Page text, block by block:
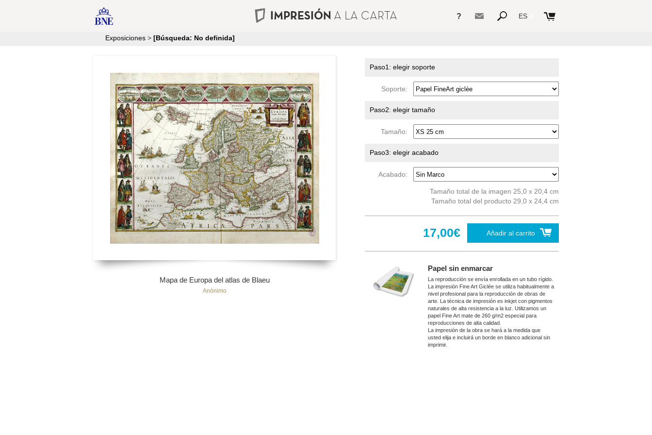
? ES
IMPRESIÓN A LA CARTA
Exposiciones > [Búsqueda: No definida]
Mapa de Europa del atlas de Blaeu
Anónimo
Paso1: elegir soporte
Soporte:
Paso2: elegir tamaño
Tamaño:
Paso3: elegir acabado
Acabado:
Tamaño total de la imagen 25,0 x 20,4 cm
Tamaño total del producto 29,0 x 24,4 cm
Añadir al carrito
17,00€
Papel sin enmarcar
La reproducción se envía enrollada en un tubo rígido.
La impresión Fine Art Giclée se utiliza habitualmente a
nivel profesional para la reproducción de obras de
arte. La técnica de impresión es inkjet con pigmentos
naturales de alta resistencia a la luz. Utilizamos un
papel Fine Art mate de 260 g/m2 especial para
reproducciones de alta calidad.
La impresión de la obra se hará a la medida que
usted elija e incluirá un borde en blanco adicional sin
imprimir.